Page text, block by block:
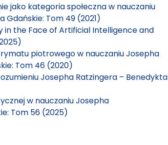
jako kategoria społeczna w nauczaniu
Gdańskie: Tom 49 (2021)
in the Face of Artificial Intelligence and
piotrowego w nauczaniu Josepha
Tom 46 (2020)
Josepha Ratzingera – Benedykta
w nauczaniu Josepha
Tom 56 (2025)